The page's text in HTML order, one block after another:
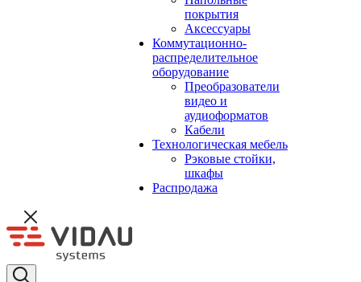
покрытия
Аксессуары
Коммутационно-
распределительное
оборудование
Преобразователи
видео и
аудиоформатов
Кабели
Технологическая мебель
Рэковые стойки,
шкафы
Распродажа